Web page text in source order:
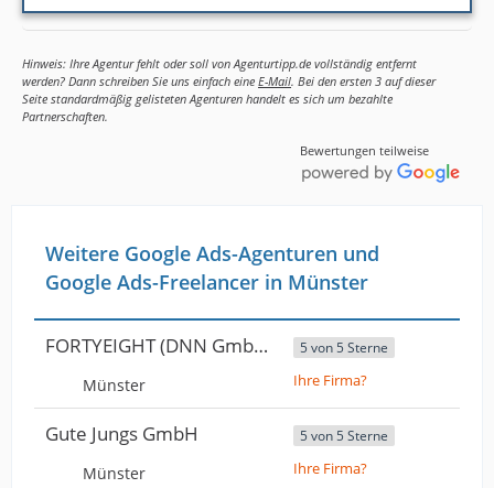
Hinweis: Ihre Agentur fehlt oder soll von Agenturtipp.de vollständig entfernt
werden? Dann schreiben Sie uns einfach eine E-Mail. Bei den ersten 3 auf dieser
Seite standardmäßig gelisteten Agenturen handelt es sich um bezahlte
Partnerschaften.
Bewertungen teilweise
Weitere Google Ads-Agenturen und
Google Ads-Freelancer in Münster
FORTYEIGHT (DNN GmbH)
Münster
5 von 5 Sterne
Ihre Firma?
Gute Jungs GmbH
Münster
5 von 5 Sterne
Ihre Firma?